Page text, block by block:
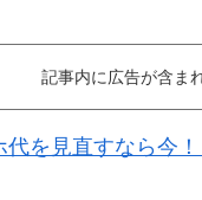
記事内に広告が含ま
代を見直すなら今